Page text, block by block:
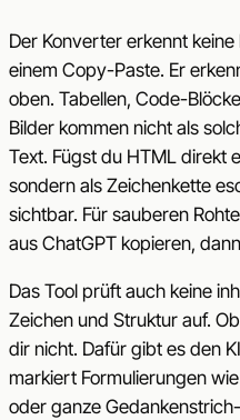
Der Konverter erkennt
einem Copy-Paste. Er
oben. Tabellen, Code-
Bilder kommen nicht als
Text. Fügst du HTML direkt
sondern als Zeichenkette
sichtbar. Für sauberen
aus ChatGPT kopieren,
Das Tool prüft auch keine
Zeichen und Struktur auf.
dir nicht. Dafür gibt es den
markiert Formulierungen
oder ganze